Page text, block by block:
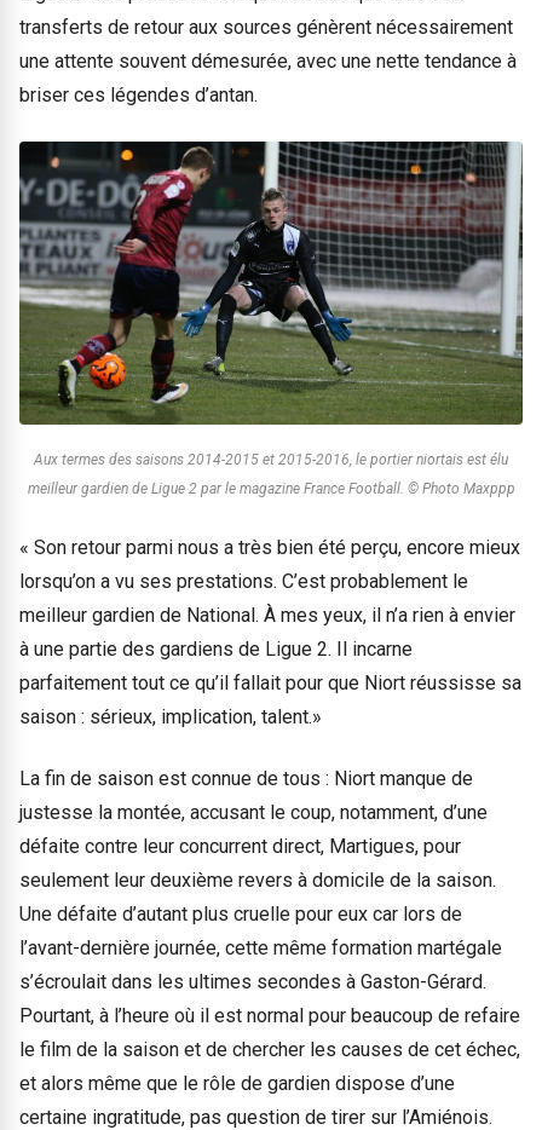
transferts de retour aux sources génèrent nécessairement
une attente souvent démesurée, avec une nette tendance à
briser ces légendes d’antan.
Aux termes des saisons 2014-2015 et 2015-2016, le portier niortais est élu
meilleur gardien de Ligue 2 par le magazine France Football. © Photo Maxppp
« Son retour parmi nous a très bien été perçu, encore mieux
lorsqu’on a vu ses prestations. C’est probablement le
meilleur gardien de National. À mes yeux, il n’a rien à envier
à une partie des gardiens de Ligue 2. Il incarne
parfaitement tout ce qu’il fallait pour que Niort réussisse sa
saison : sérieux, implication, talent.»
La fin de saison est connue de tous : Niort manque de
justesse la montée, accusant le coup, notamment, d’une
défaite contre leur concurrent direct, Martigues, pour
seulement leur deuxième revers à domicile de la saison.
Une défaite d’autant plus cruelle pour eux car lors de
l’avant-dernière journée, cette même formation martégale
s’écroulait dans les ultimes secondes à Gaston-Gérard.
Pourtant, à l’heure où il est normal pour beaucoup de refaire
le film de la saison et de chercher les causes de cet échec,
et alors même que le rôle de gardien dispose d’une
certaine ingratitude, pas question de tirer sur l’Amiénois.